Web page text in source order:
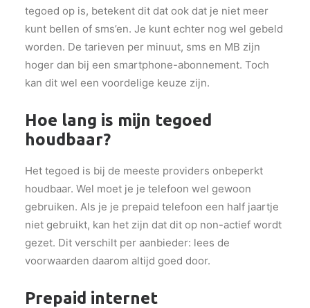
tegoed op is, betekent dit dat ook dat je niet meer
kunt bellen of sms’en. Je kunt echter nog wel gebeld
worden. De tarieven per minuut, sms en MB zijn
hoger dan bij een smartphone-abonnement. Toch
kan dit wel een voordelige keuze zijn.
Hoe lang is mijn tegoed
houdbaar?
Het tegoed is bij de meeste providers onbeperkt
houdbaar. Wel moet je je telefoon wel gewoon
gebruiken. Als je je prepaid telefoon een half jaartje
niet gebruikt, kan het zijn dat dit op non-actief wordt
gezet. Dit verschilt per aanbieder: lees de
voorwaarden daarom altijd goed door.
Prepaid internet